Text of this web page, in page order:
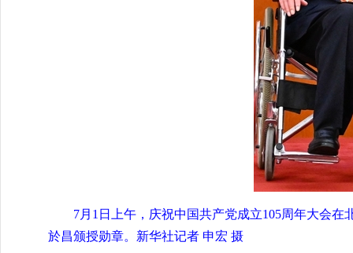
7月1日上午，庆祝中国共产党成立105周年大会
於昌颁授勋章。新华社记者 申宏 摄